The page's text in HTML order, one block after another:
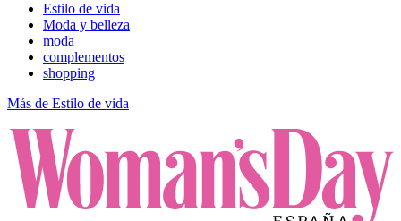
Estilo de vida
Moda y belleza
moda
complementos
shopping
Más de Estilo de vida